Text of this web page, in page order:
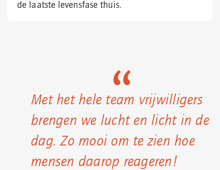
de laatste levensfase thuis.
Met het hele team vrijwilligers
brengen we lucht en licht in de
dag. Zo mooi om te zien hoe
mensen daarop reageren!